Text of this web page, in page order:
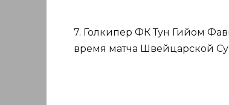
7. Голкипер ФК Тун Гийом
время матча Швейцарской